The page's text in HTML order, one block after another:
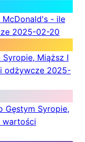
McDonald's - ile
2025-02-20
Syropie, Miąższ I
odżywcze 2025-
Gęstym Syropie,
wartości